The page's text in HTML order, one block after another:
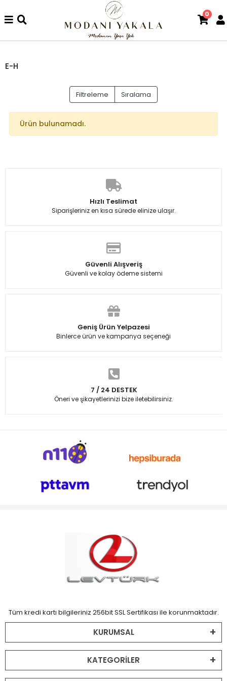
0
E-H
Filtreleme Sıralama
Ürün bulunamadı.
Hızlı Teslimat
Siparişleriniz en kısa sürede elinize ulaşır.
Güvenli Alışveriş
Güvenli ve kolay ödeme sistemi
Geniş Ürün Yelpazesi
Binlerce ürün ve kampanya seçeneği
7 / 24 DESTEK
Öneri ve şikayetlerinizi bize iletebilirsiniz.
Tüm kredi kartı bilgileriniz 256bit SSL Sertifikası ile korunmaktadır.
KURUMSAL
KATEGORİLER